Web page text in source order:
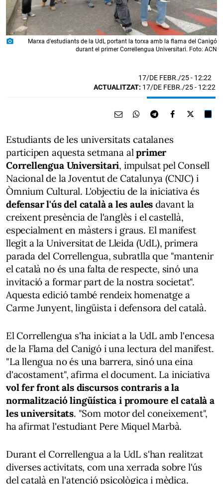
photo_camera
Marxa d'estudiants de la UdL portant la torxa amb la flama del Canigó
durant el primer Correllengua Universitari. Foto: ACN
17/DE FEBR./25- 12:22
ACTUALITZAT: 17/DE FEBR./25 - 12:22
Estudiants de les universitats catalanes
participen aquesta setmana alprimer
Correllengua Universitari, impulsat pel Consell
Nacional de la Joventut de Catalunya (CNJC) i
Òmnium Cultural. L'objectiu de la iniciativa és
defensar l'ús del català a les aules davant la
creixent presència de l'anglès i el castellà,
especialment en màsters i graus. El manifest
llegit a la Universitat de Lleida (UdL), primera
parada del Correllengua, subratlla que "mantenir
el català no és una falta de respecte, sinó una
invitació a formar part de la nostra societat".
Aquesta edició també rendeix homenatge a
Carme Junyent, lingüista i defensora del català.
El Correllengua s'ha iniciat a la UdL amb l'encesa
de la Flama del Canigó i una lectura del manifest.
"La llengua no és una barrera, sinó una eina
d'acostament", afirma el document. La iniciativa
vol fer front als discursos contraris a la
normalització lingüística i promoure el català a
les universitats. "Som motor del coneixement",
ha afirmat l'estudiant Pere Miquel Marbà.
Durant el Correllengua a la UdL s'han realitzat
diverses activitats, com una xerrada sobre l'ús
del català en l'atenció psicològica i mèdica.